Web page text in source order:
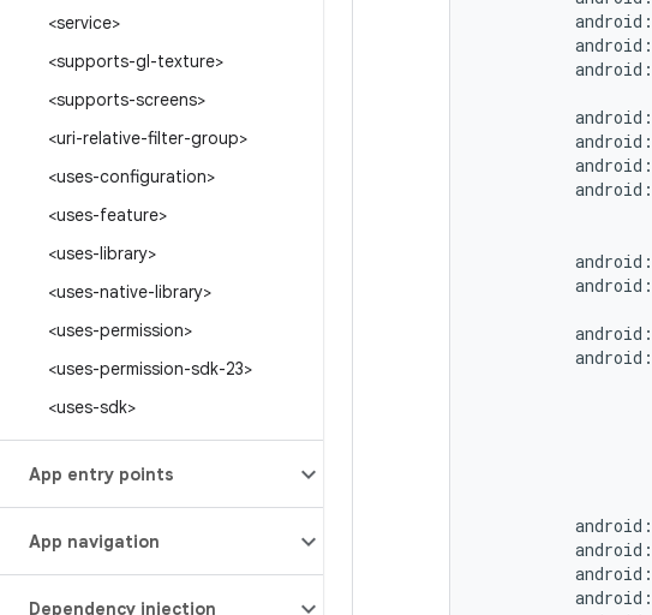
<service>
<supports-gl-texture>
<supports-screens>
<uri-relative-filter-group>
<uses-configuration>
<uses-feature>
<uses-library>
<uses-native-library>
<uses-permission>
<uses-permission-sdk-23>
<uses-sdk>
App entry points
App navigation
Dependency injection
android:
android:
android:
android:
android:
android:
android:
android:
android:
android:
android:
android:
android:
android:
android: